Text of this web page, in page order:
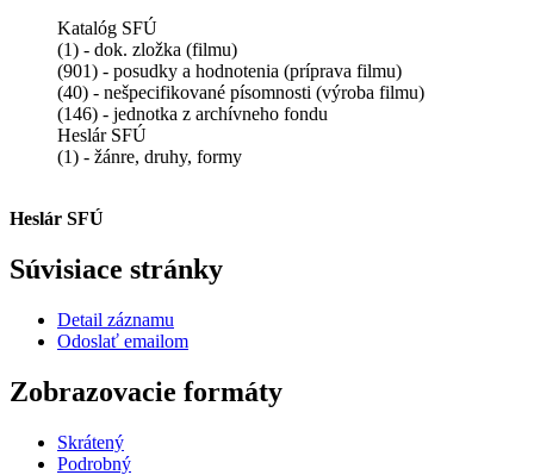
Katalóg SFÚ
(1) - dok. zložka (filmu)
(901) - posudky a hodnotenia (príprava filmu)
(40) - nešpecifikované písomnosti (výroba filmu)
(146) - jednotka z archívneho fondu
Heslár SFÚ
(1) - žánre, druhy, formy
Heslár SFÚ
Súvisiace stránky
Detail záznamu
Odoslať emailom
Zobrazovacie formáty
Skrátený
Podrobný